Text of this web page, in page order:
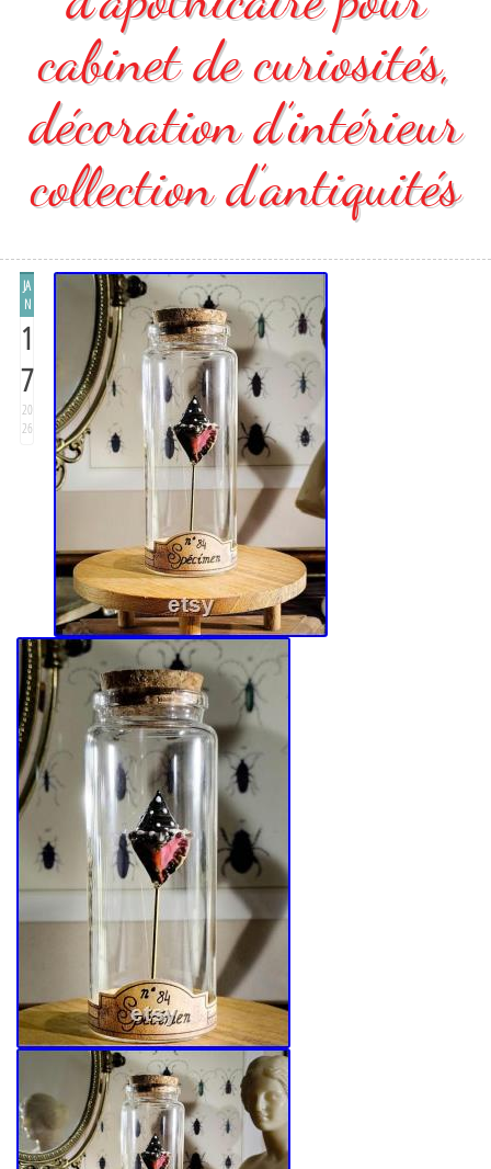
cabinet de curiosités,
décoration d’intérieur
collection d’antiquités
JA
N
1
7
20
26